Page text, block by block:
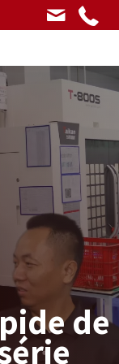
de